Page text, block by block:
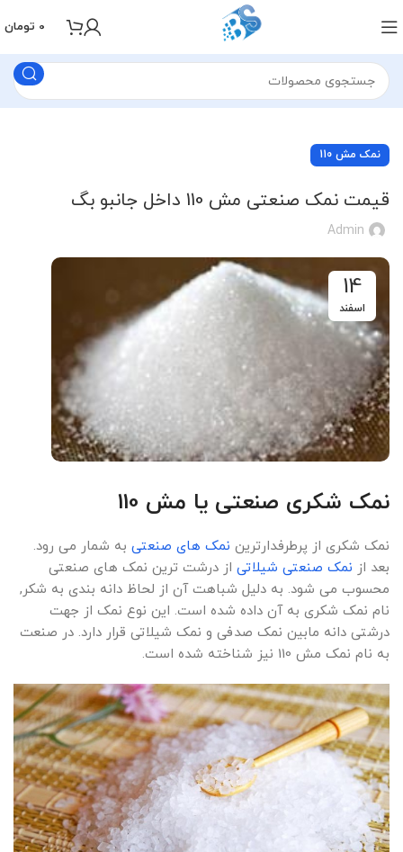
0 تومان
نمک مش 110
قیمت نمک صنعتی مش 110 داخل جانبو بگ
Admin
14
اسفند
نمک شکری صنعتی یا مش 110
نمک شکری از پرطرفدارترین نمک های صنعتی به شمار می رود.
بعد از نمک صنعتی شیلاتی از درشت ترین نمک های صنعتی
محسوب می شود. به دلیل شباهت آن از لحاظ دانه بندی به شکر,
نام نمک شکری به آن داده شده است. این نوع نمک از جهت
درشتی دانه مابین نمک صدفی و نمک شیلاتی قرار دارد. در صنعت
به نام نمک مش 110 نیز شناخته شده است.